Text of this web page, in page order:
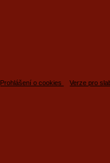
Prohlášení o cookies Verze pro